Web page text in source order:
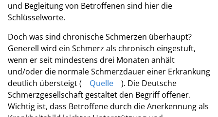
und Begleitung von Betroffenen sind hier die
Schlüsselworte.
Doch was sind chronische Schmerzen überhaupt?
Generell wird ein Schmerz als chronisch eingestuft,
wenn er seit mindestens drei Monaten anhält
und/oder die normale Schmerzdauer einer Erkrankung
deutlich übersteigt (
Quelle
). Die Deutsche
Schmerzgesellschaft gestaltet den Begriff offener.
Wichtig ist, dass Betroffene durch die Anerkennung als